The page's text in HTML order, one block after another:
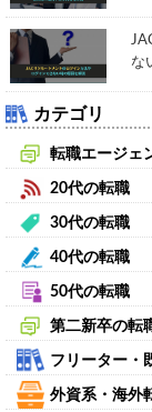
な
カテゴリ
転職エージェ
20代の転職
30代の転職
40代の転職
50代の転職
第二新卒の転
フリーター・
外資系・海外